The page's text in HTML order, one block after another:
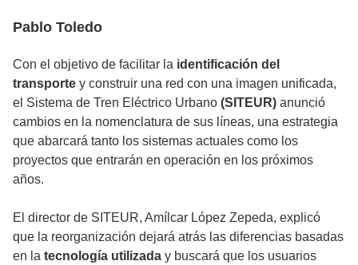
Pablo Toledo
Con el objetivo de facilitar la identificación del
transporte y construir una red con una imagen unificada,
el Sistema de Tren Eléctrico Urbano (SITEUR) anunció
cambios en la nomenclatura de sus líneas, una estrategia
que abarcará tanto los sistemas actuales como los
proyectos que entrarán en operación en los próximos
años.
El director de SITEUR, Amílcar López Zepeda, explicó
que la reorganización dejará atrás las diferencias basadas
en la tecnología utilizada y buscará que los usuarios